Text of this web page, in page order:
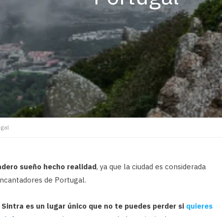
sueño hecho realidad, ya que la ciudad es considerada
de Portugal.
Sintra es un lugar único que no te puedes perder si quieres